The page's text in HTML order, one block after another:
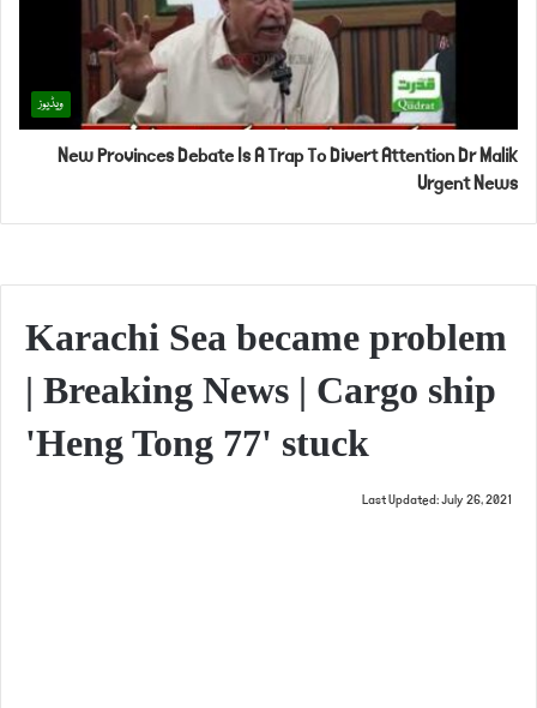
ویڈیوز
New Provinces Debate Is A Trap To Divert Attention Dr Malik
Urgent News